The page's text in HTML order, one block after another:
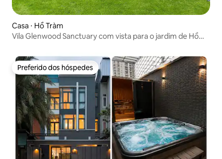
Casa ⋅ Hồ Tràm
Vila Glenwood Sanctuary com vista para o jardim de Hồ
Preferido dos hóspedes
Preferido dos hóspedes